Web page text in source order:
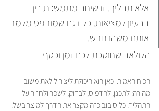
אלא תהליך. זו שיחה מתמשכת בין
הרעיון למציאות. כל דגם שמודפס מלמד
אותנו משהו חדש.
הלולאה שחוסכת לכם זמן וכסף
הכוח האמיתי כאן הוא היכולת ליצור לולאת משוב
מהירה: לתכנן, להדפיס, לבדוק, לשפר ולחזור על
התהליך. כל סיבוב כזה מקצר את הדרך למוצר בשל.